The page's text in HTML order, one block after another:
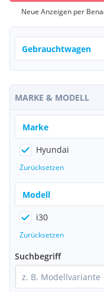
Neue Anzeigen per
MARKE & MODELL
Marke
Hyundai
Zurücksetzen
Modell
i30
Zurücksetzen
Suchbegriff